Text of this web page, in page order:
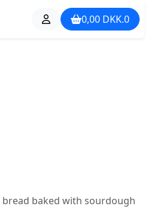
0,00 DKK.0
baked with sourdough